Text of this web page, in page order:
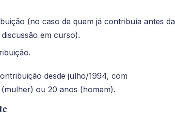
(no caso de quem já contribuía antes da
em curso).
desde julho/1994, com
ou 20 anos (homem).